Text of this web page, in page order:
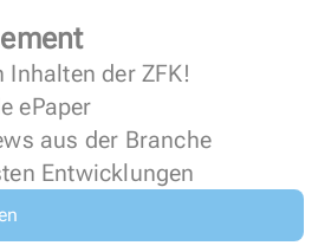
der ZFK!
ePaper
aus der Branche
Entwicklungen